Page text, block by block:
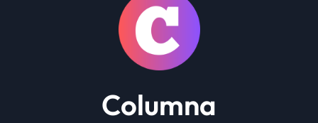
Columna